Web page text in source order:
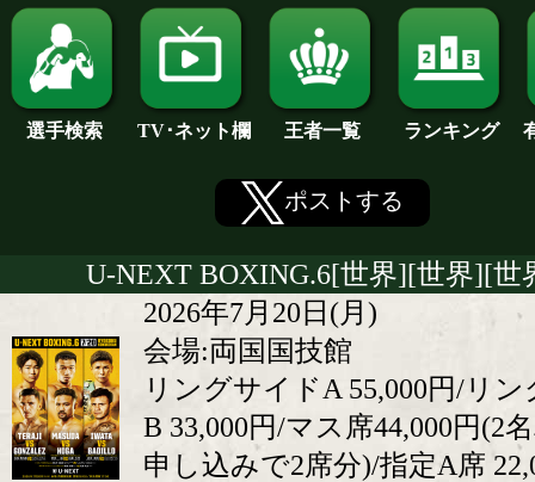
選手検索 TV･ネット欄 王者一覧 ランキング
ポストする
U-NEXT BOXING.6[世界][世界][世
2026年7月20日(月)
会場:両国国技館
リングサイドA 55,000円/リ
B 33,000円/マス席44,000円(2
申し込みで2席分)/指定A席